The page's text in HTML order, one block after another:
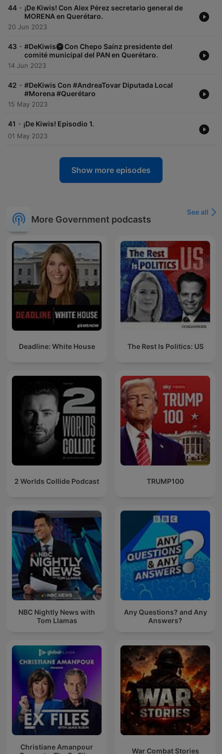
44 - ¡De Kiwis! Con Alex Pérez secretario general de
MORENA en Querétaro.
20 Jun 2023
43 - #DeKiwis🥝 Con Chepo Saínz presidente del
comité municipal del PAN en Querétaro.
14 Jun 2023
42 - #DeKiwis Con #AndreaTovar Diputada Local
#Morena #Querétaro
15 May 2023
41 - ¡De Kiwis! Episodio 1.
01 May 2023
Show more episodes
More Government podcasts
See all
Deadline: White House The Rest Is Politics: US
2 Worlds Collide Podcast TRUMP100
NBC Nightly News with
Tom Llamas
Any Questions? and Any
Answers?
Christiane Amanpour
War Combat Stories